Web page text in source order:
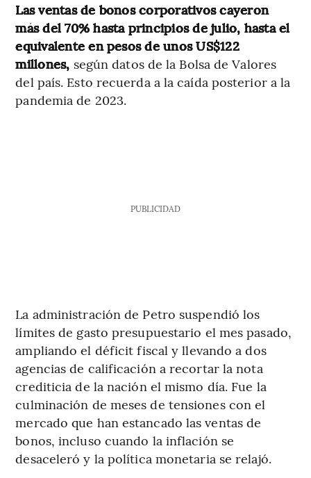
Las ventas de bonos corporativos cayeron
más del 70% hasta principios de julio, hasta el
equivalente en pesos de unos US$122
millones, según datos de la Bolsa de Valores
del país. Esto recuerda a la caída posterior a la
pandemia de 2023.
PUBLICIDAD
La administración de Petro suspendió los
límites de gasto presupuestario el mes pasado,
ampliando el déficit fiscal y llevando a dos
agencias de calificación a recortar la nota
crediticia de la nación el mismo día. Fue la
culminación de meses de tensiones con el
mercado que han estancado las ventas de
bonos, incluso cuando la inflación se
desaceleró y la política monetaria se relajó.